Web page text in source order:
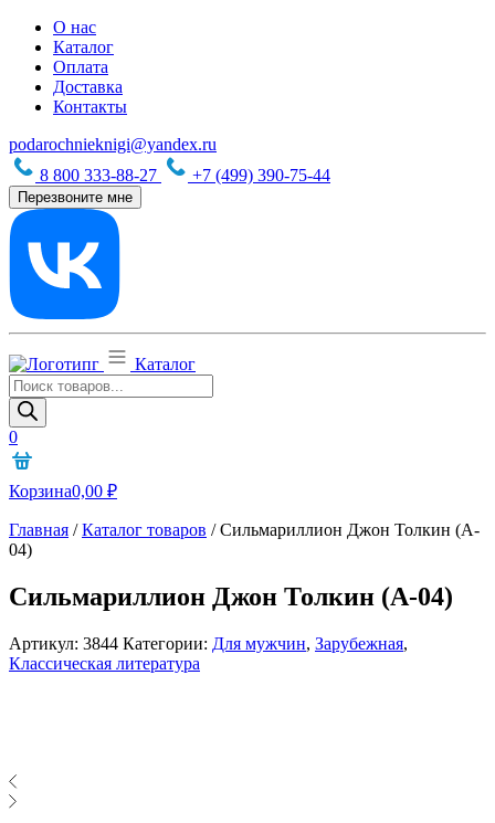
О нас
Каталог
Оплата
Доставка
Контакты
podarochnieknigi@yandex.ru
8 800 333-88-27
+7 (499) 390-75-44
Перезвоните мне
Каталог
Поиск
товаров
0
Корзина0,00 ₽
Главная /Каталог товаров /Сильмариллион Джон Толкин (A-
04)
Сильмариллион Джон Толкин (A-04)
Артикул: 3844 Категории: Для мужчин, Зарубежная,
Классическая литература